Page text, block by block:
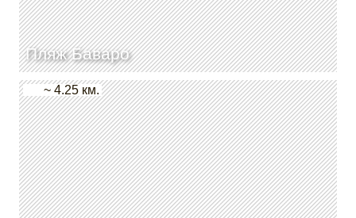
Пляж Баваро
~ 4.25 км.